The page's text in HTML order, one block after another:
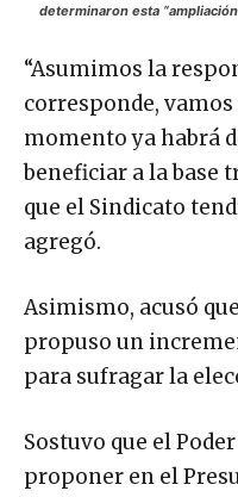
determinaron esta
“Asumimos la
corresponde,
momento ya habrá
beneficiar a la base
que el Sindicato
agregó.
Asimismo, acusó
propuso un
para sufragar la
Sostuvo que el
proponer en el